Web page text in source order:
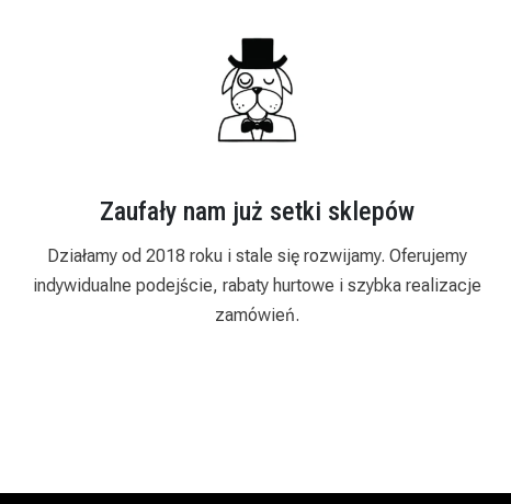
Zaufały nam już setki sklepów
Działamy od 2018 roku i stale się rozwijamy. Oferujemy
indywidualne podejście, rabaty hurtowe i szybka realizacje
zamówień.